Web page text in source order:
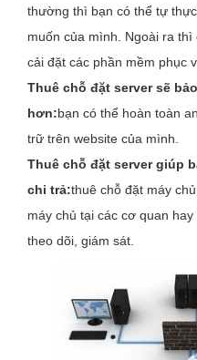
thường thì bạn có thể tự
muốn của mình. Ngoài ra thì
cải đặt các phần mềm phục
Thuê chỗ đặt server sẽ
hơn:bạn có thể hoàn toàn
trữ trên website của mình.
Thuê chỗ đặt server giúp
chi trả:thuê chỗ đặt máy
máy chủ tại các cơ quan
theo dõi, giám sát.